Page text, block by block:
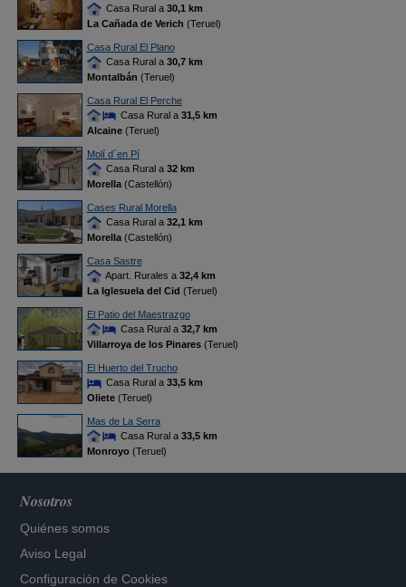
Casa Rural a 30,1 km
La Cañada de Verich (Teruel)
Casa Rural El Plano
Casa Rural a 30,7 km
Montalbán (Teruel)
Casa Rural El Perche
Casa Rural a 31,5 km
Alcaine(Teruel)
Molí d´en Pí
Casa Rural a 32 km
Morella(Castellón)
Cases Rural Morella
Casa Rural a 32,1 km
Morella(Castellón)
Casa Sastre
Apart. Rurales a 32,4 km
La Iglesuela del Cid (Teruel)
El Patio del Maestrazgo
Casa Rural a 32,7 km
Villarroya de los Pinares(Teruel)
El Huerto del Trucho
Casa Rural a 33,5 km
Oliete(Teruel)
Mas de La Serra
Casa Rural a 33,5 km
Monroyo(Teruel)
Nosotros
Quiénes somos
Aviso Legal
Configuración de Cookies